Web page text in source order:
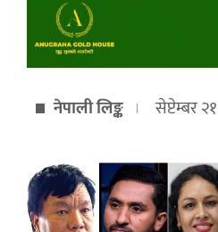
नेपाली लिङ्क सेप्टेम्बर